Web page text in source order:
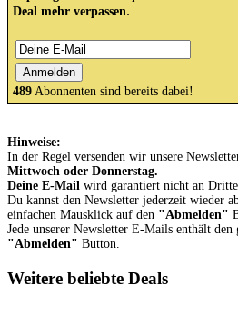
Deal mehr verpassen.
489 Abonnenten sind bereits dabei!
Hinweise:
In der Regel versenden wir unsere
Mittwoch oder Donnerstag.
Deine E-Mail wird garantiert nicht an Dritte
Du kannst den Newsletter jederzeit wieder
einfachen Mausklick auf den "Abmelden"
Jede unserer Newsletter E-Mails enthält den
"Abmelden" Button.
Weitere beliebte Deals